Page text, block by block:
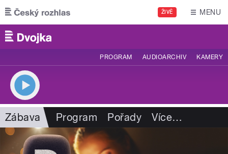
Přejít k hlavnímu obsahu
ŽIVĚ MENU
PROGRAM AUDIOARCHIV KAMERY
Zábava Program Pořady Více…